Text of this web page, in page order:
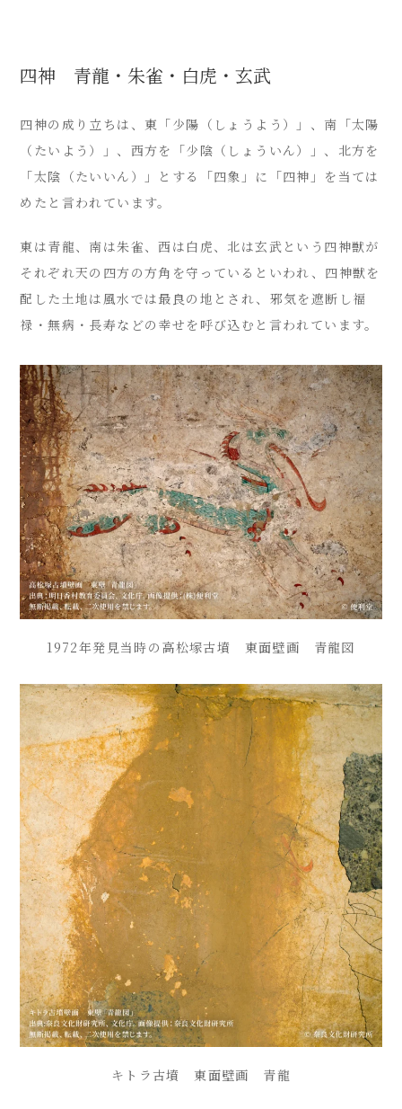
四神 青龍・朱雀・白虎・玄武
四神の成り立ちは、東「少陽（しょうよう）」、南「太陽
（たいよう）」、西方を「少陰（しょういん）」、北方を
「太陰（たいいん）」とする「四象」に「四神」を当ては
めたと言われています。
東は青龍、南は朱雀、西は白虎、北は玄武という四神獣が
それぞれ天の四方の方角を守っているといわれ、四神獣を
配した土地は風水では最良の地とされ、邪気を遮断し福
禄・無病・長寿などの幸せを呼び込むと言われています。
1972年発見当時の高松塚古墳 東面壁画 青龍図
キトラ古墳 東面壁画 青龍